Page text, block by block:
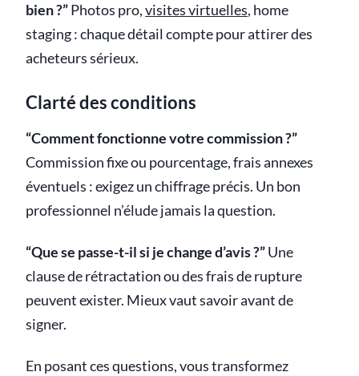
bien ?”Photos pro,visites virtuelles, home
staging : chaque détail compte pour attirer des
acheteurs sérieux.
Clarté des conditions
“Comment fonctionne votre commission ?”
Commission fixe ou pourcentage, frais annexes
éventuels : exigez un chiffrage précis. Un bon
professionnel n’élude jamais la question.
“Que se passe-t-il si je change d’avis ?”Une
clause de rétractation ou des frais de rupture
peuvent exister. Mieux vaut savoir avant de
signer.
En posant ces questions, vous transformez